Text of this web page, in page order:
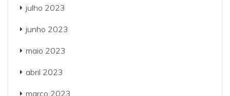
julho 2023
junho 2023
maio 2023
abril 2023
março 2023